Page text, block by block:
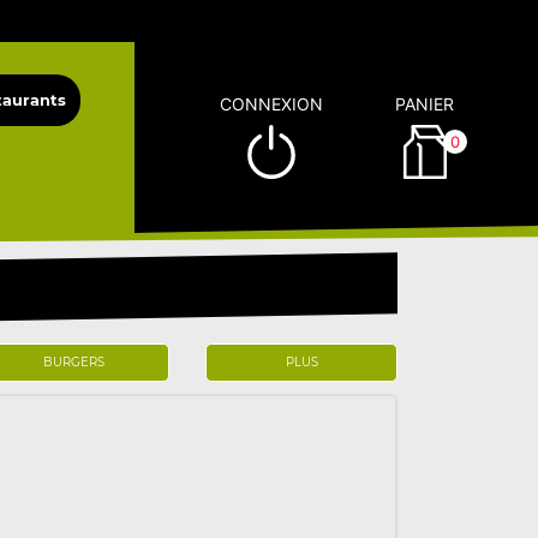
CONNEXION PANIER
0
BURGERS PLUS